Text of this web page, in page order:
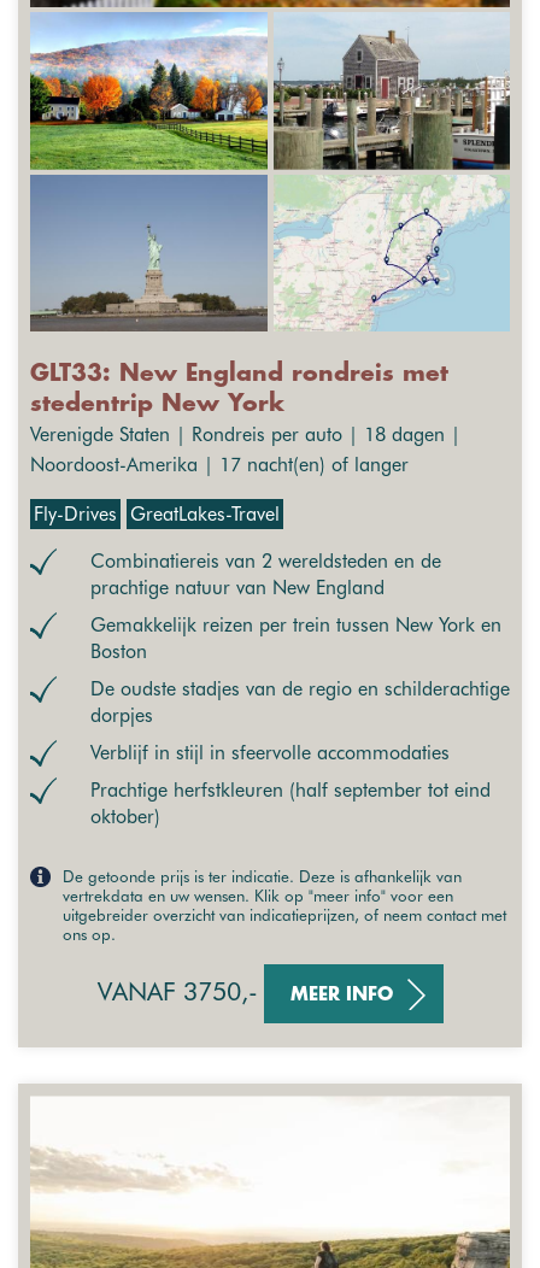
GLT33: New England rondreis met
stedentrip New York
Verenigde Staten | Rondreis per auto | 18 dagen |
Noordoost-Amerika | 17 nacht(en) of langer
Fly-Drives GreatLakes-Travel
Combinatiereis van 2 wereldsteden en de
prachtige natuur van New England
Gemakkelijk reizen per trein tussen New York en
Boston
De oudste stadjes van de regio en schilderachtige
dorpjes
Verblijf in stijl in sfeervolle accommodaties
Prachtige herfstkleuren (half september tot eind
oktober)
De getoonde prijs is ter indicatie. Deze is afhankelijk van
vertrekdata en uw wensen. Klik op "meer info" voor een
uitgebreider overzicht van indicatieprijzen, of neem contact met
ons op.
VANAF 3750,- MEER INFO